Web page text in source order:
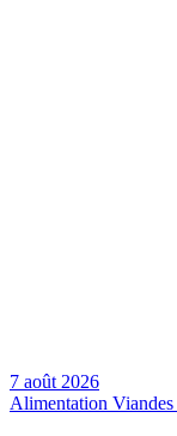
7 août 2026
Alimentation Viandes